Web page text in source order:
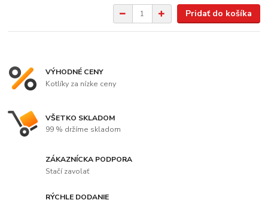
Pridať do košíka
VÝHODNÉ CENY
Kotlíky za nízke ceny
VŠETKO SKLADOM
99 % držíme skladom
ZÁKAZNÍCKA PODPORA
Stačí zavolať
RÝCHLE DODANIE